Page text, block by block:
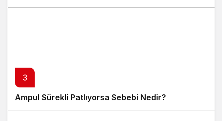
3
Ampul Sürekli Patlıyorsa Sebebi Nedir?